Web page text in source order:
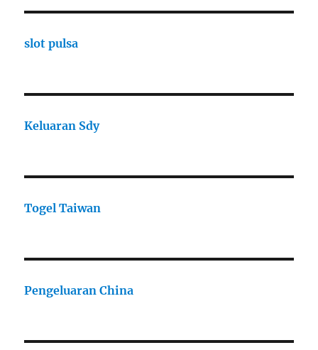
slot pulsa
Keluaran Sdy
Togel Taiwan
Pengeluaran China